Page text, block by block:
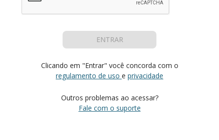
ENTRAR
Clicando em "Entrar" você concorda com o
regulamento de uso e privacidade
Outros problemas ao acessar?
Fale com o suporte